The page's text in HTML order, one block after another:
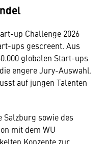
up Challenge 2026
ups gescreent. Aus
globalen Start-ups
engere Jury-Auswahl.
auf jungen Talenten
Salzburg sowie des
mit dem WU
Konzepte zur